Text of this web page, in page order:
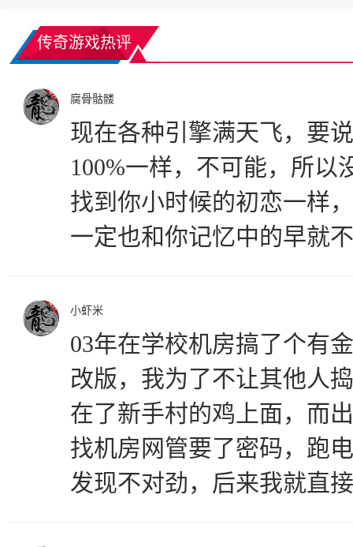
传奇游戏热评
腐骨骷髅
现在各种引擎满天飞，要
100%一样，不可能，所以
找到你小时候的初恋一样
一定也和你记忆中的早就
小虾米
03年在学校机房搞了个有
改版，我为了不让其他人
在了新手村的鸡上面，而
找机房网管要了密码，跑
发现不对劲，后来我就直